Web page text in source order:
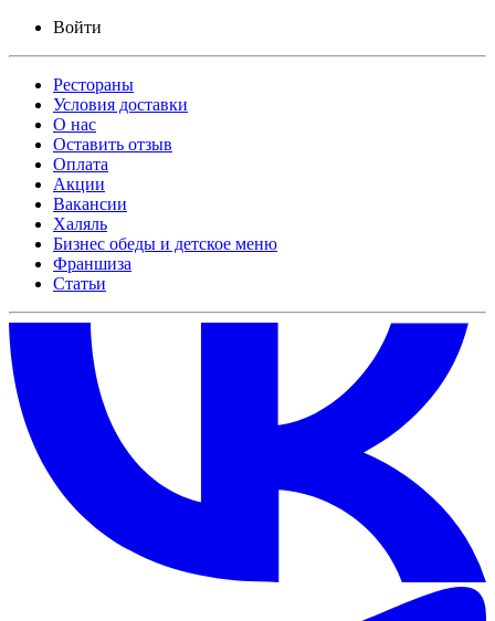
Войти
Рестораны
Условия доставки
О нас
Оставить отзыв
Оплата
Акции
Вакансии
Халяль
Бизнес обеды и детское меню
Франшиза
Статьи